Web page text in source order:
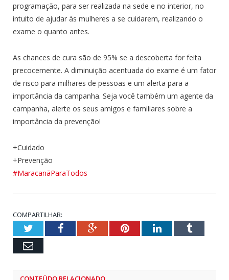
programação, para ser realizada na sede e no interior, no
intuito de ajudar às mulheres a se cuidarem, realizando o
exame o quanto antes.
As chances de cura são de 95% se a descoberta for feita
precocemente. A diminuição acentuada do exame é um fator
de risco para milhares de pessoas e um alerta para a
importância da campanha. Seja você também um agente da
campanha, alerte os seus amigos e familiares sobre a
importância da prevenção!
+Cuidado
+Prevenção
#MaracanãParaTodos
COMPARTILHAR:
TwitterFacebookGoogle+PinterestLinkedInTumblr
Email